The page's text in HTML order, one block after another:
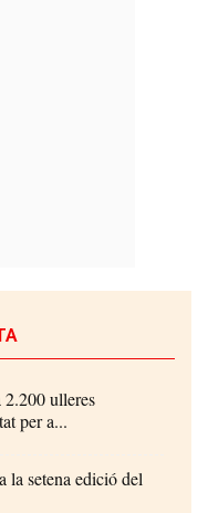
ulleres
per a...
la setena edició del